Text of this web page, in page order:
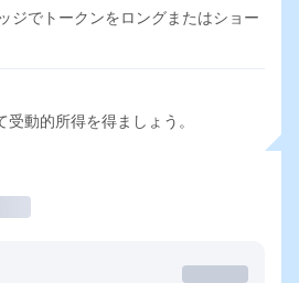
ジでトークンをロングまたはショー
受動的所得を得ましょう。